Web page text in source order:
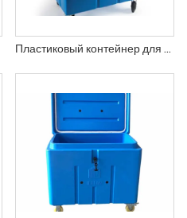
Пластиковый контейнер для сухого льда на колесах